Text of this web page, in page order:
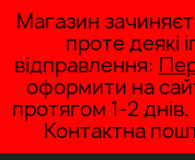
Магазин
проте деякі
відправлення:
оформити на
протягом 1-2
Контактна